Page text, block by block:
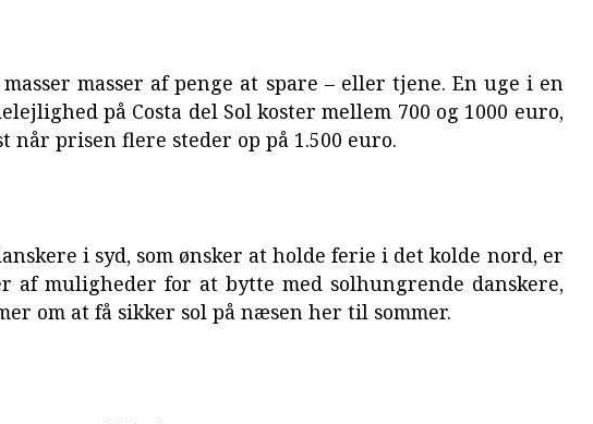
masser af penge at spare – eller tjene. En uge i en
på Costa del Sol koster mellem 700 og 1000 euro,
når prisen flere steder op på 1.500 euro.
i syd, som ønsker at holde ferie i det kolde nord, er
af muligheder for at bytte med solhungrende danskere,
om at få sikker sol på næsen her til sommer.